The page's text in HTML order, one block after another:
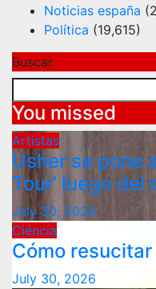
Noticias españa
Política (19,615)
Buscar
You missed
Artistas
Usher se pone
Tour’ luego
July 30, 2026
Ciéncia
Cómo
July 30, 2026